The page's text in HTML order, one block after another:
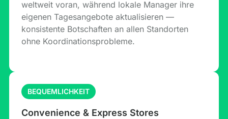
weltweit voran, während lokale Manager ihre
eigenen Tagesangebote aktualisieren —
konsistente Botschaften an allen Standorten
ohne Koordinationsprobleme.
BEQUEMLICHKEIT
Convenience & Express Stores